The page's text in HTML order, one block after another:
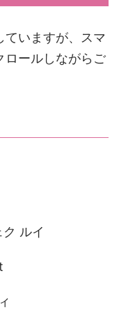
ていますが、スマ
ロールしながらご
ク ルイ